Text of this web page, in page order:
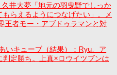
井大夢「地元の羽曳野でしっか
もらえるようにつなげたい」。メ
王者モー・アブドゥラマンと対
いキューブ（結果）：Ryu、ア
定勝ち。上真×ロウイツブンは